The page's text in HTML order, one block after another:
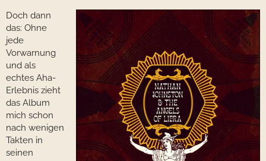
Doch dann
das: Ohne
jede
Vorwarnung
und als
echtes Aha-
Erlebnis zieht
das Album
mich schon
nach wenigen
Takten in
seinen